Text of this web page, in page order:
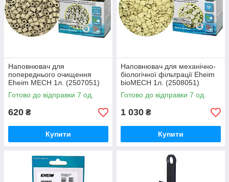
Наповнювач для
попереднього очищення
Eheim MECH 1л. (2507051)
Готово до відправки 7 од.
620 ₴
Купити
Наповнювач для механічно-
біологічної фільтрації Eheim
bioMECH 1л. (2508051)
Готово до відправки 7 од.
1 030 ₴
Купити